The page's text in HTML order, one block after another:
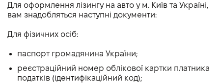
Для оформлення лізингу на авто у м. Київ та Україні,
вам знадобляться наступні документи:
Для фізичних осіб:
паспорт громадянина України;
реєстраційний номер облікової картки платника
податків (ідентифікаційний код);